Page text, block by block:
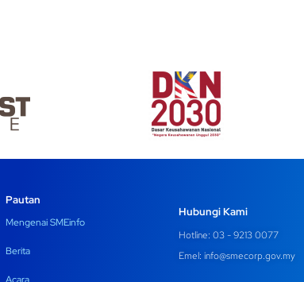
Pautan
Mengenai SMEinfo
Berita
Hubungi Kami
Hotline: 03 - 9213 0077
Emel: info@smecorp.gov.my